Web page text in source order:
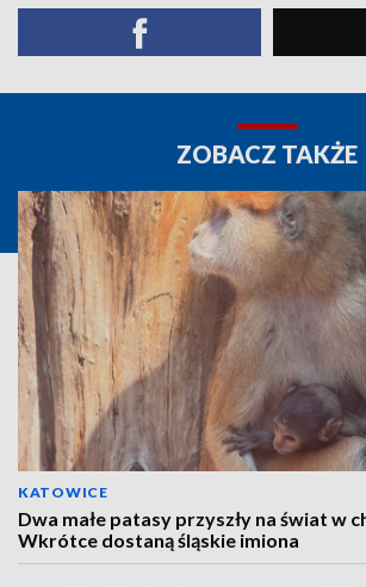
ZOBACZ TAKŻE
KATOWICE
Dwa małe patasy przyszły na świat w
Wkrótce dostaną śląskie imiona